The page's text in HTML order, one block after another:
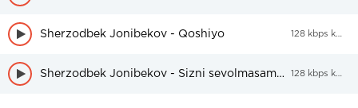
Sherzodbek Jonibekov - Qoshiyo 128 kbps kbps
Sherzodbek Jonibekov - Sizni sevolmasam netay 128 kbps kbps